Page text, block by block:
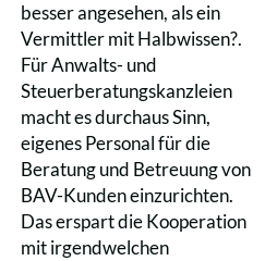
besser angesehen, als ein
Vermittler mit Halbwissen?.
Für Anwalts- und
Steuerberatungskanzleien
macht es durchaus Sinn,
eigenes Personal für die
Beratung und Betreuung von
BAV-Kunden einzurichten.
Das erspart die Kooperation
mit irgendwelchen